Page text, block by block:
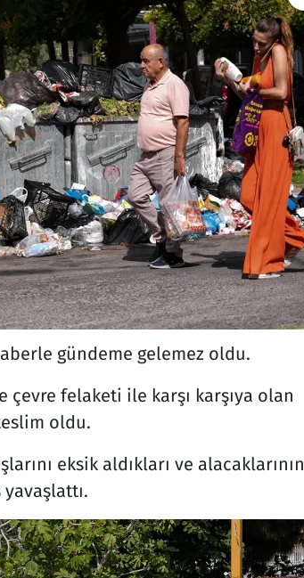
gündeme gelemez oldu.
felaketi ile karşı karşıya olan
oldu.
eksik aldıkları ve alacaklarının